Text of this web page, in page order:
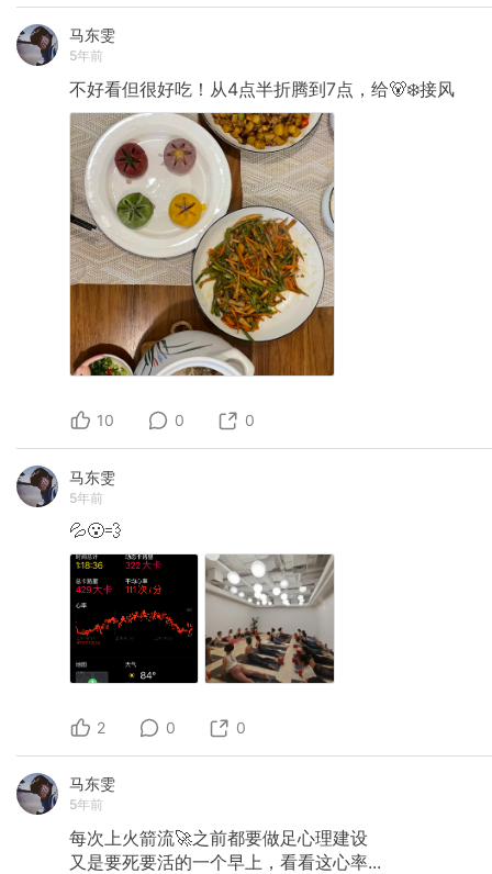
马东雯
5年前
不好看但很好吃！从4点半折腾到7点，给🐻‍❄️接风
10 0 0
马东雯
5年前
💦😮‍💨
2 0 0
马东雯
5年前
每次上火箭流🚀之前都要做足心理建设
又是要死要活的一个早上，看看这心率...